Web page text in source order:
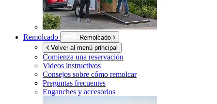
Remolcado
Remolcado
Volver al menú principal
Comienza una reservación
Videos instructivos
Consejos sobre cómo remolcar
Preguntas frecuentes
Enganches y accesorios